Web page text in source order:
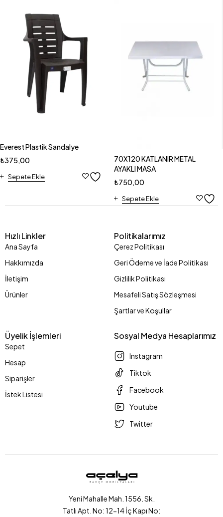
Everest Plastik Sandalye
₺375,00
Sepete Ekle
70X120 KATLANIR METAL
AYAKLI MASA
₺750,00
Sepete Ekle
Hızlı Linkler
Ana Sayfa
Hakkımızda
İletişim
Ürünler
Politikalarımız
Çerez Politikası
Geri Ödeme ve İade Politikası
Gizlilik Politikası
Mesafeli Satış Sözleşmesi
Şartlar ve Koşullar
Üyelik İşlemleri
Sepet
Hesap
Siparişler
İstek Listesi
Sosyal Medya Hesaplarımız
Instagram
Tiktok
Facebook
Youtube
Twitter
Yeni Mahalle Mah. 1556. Sk.
Tatlı Apt. No: 12-14 İç Kapı No: